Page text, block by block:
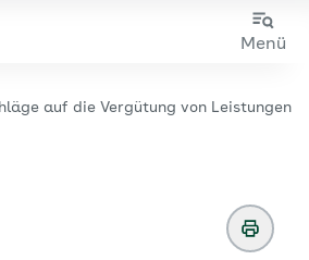
Menü
Website aok.de/gp
auf die Vergütung von Leistungen